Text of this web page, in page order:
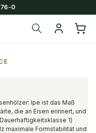
0
das
Ipe ist das Maß
die an Eisen erinnert, und
1)
maximale Formstabilität und